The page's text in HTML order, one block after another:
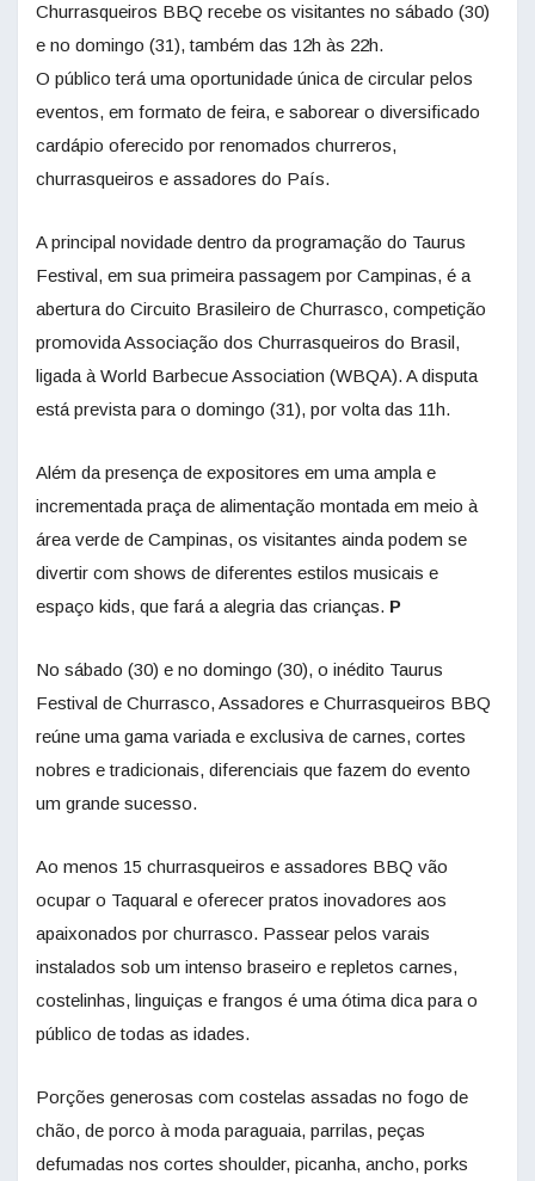
Churrasqueiros BBQ recebe os visitantes no sábado (30)
e no domingo (31), também das 12h às 22h.
O público terá uma oportunidade única de circular pelos
eventos, em formato de feira, e saborear o diversificado
cardápio oferecido por renomados churreros,
churrasqueiros e assadores do País.
A principal novidade dentro da programação do Taurus
Festival, em sua primeira passagem por Campinas, é a
abertura do Circuito Brasileiro de Churrasco, competição
promovida Associação dos Churrasqueiros do Brasil,
ligada à World Barbecue Association (WBQA). A disputa
está prevista para o domingo (31), por volta das 11h.
Além da presença de expositores em uma ampla e
incrementada praça de alimentação montada em meio à
área verde de Campinas, os visitantes ainda podem se
divertir com shows de diferentes estilos musicais e
espaço kids, que fará a alegria das crianças. P
No sábado (30) e no domingo (30), o inédito Taurus
Festival de Churrasco, Assadores e Churrasqueiros BBQ
reúne uma gama variada e exclusiva de carnes, cortes
nobres e tradicionais, diferenciais que fazem do evento
um grande sucesso.
Ao menos 15 churrasqueiros e assadores BBQ vão
ocupar o Taquaral e oferecer pratos inovadores aos
apaixonados por churrasco. Passear pelos varais
instalados sob um intenso braseiro e repletos carnes,
costelinhas, linguiças e frangos é uma ótima dica para o
público de todas as idades.
Porções generosas com costelas assadas no fogo de
chão, de porco à moda paraguaia, parrilas, peças
defumadas nos cortes shoulder, picanha, ancho, porks